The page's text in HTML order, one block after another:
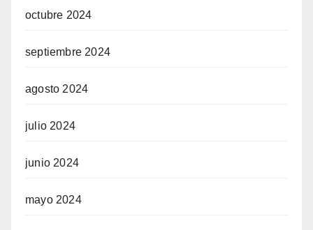
octubre 2024
septiembre 2024
agosto 2024
julio 2024
junio 2024
mayo 2024